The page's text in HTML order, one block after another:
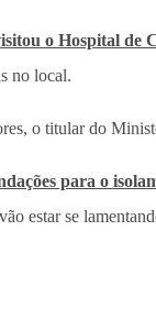
o Hospital de
no local.
o titular do
para o
estar se